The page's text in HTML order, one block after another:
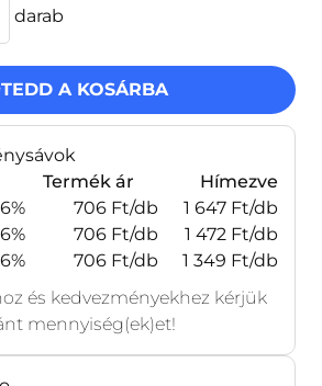
darab
TEDD A KOSÁRBA
Termék ár
Hímezve
706 Ft/db
1 647 Ft/db
706 Ft/db
1 472 Ft/db
706 Ft/db
1 349 Ft/db
és kedvezményekhez kérjük
mennyiség(ek)et!